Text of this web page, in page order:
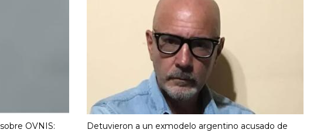
OVNIS:
Detuvieron a un exmodelo argentino acusado de